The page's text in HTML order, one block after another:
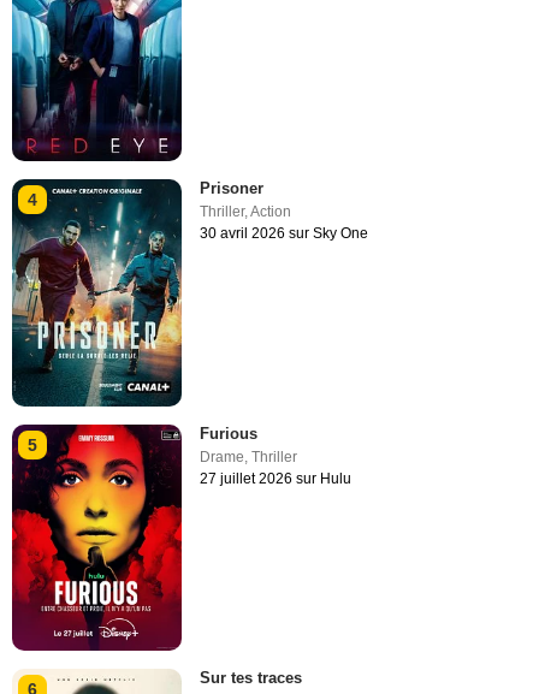
4
Prisoner
Thriller,Action
30 avril 2026 sur Sky One
5
Furious
Drame ,Thriller
27 juillet 2026 sur Hulu
6
Sur tes traces